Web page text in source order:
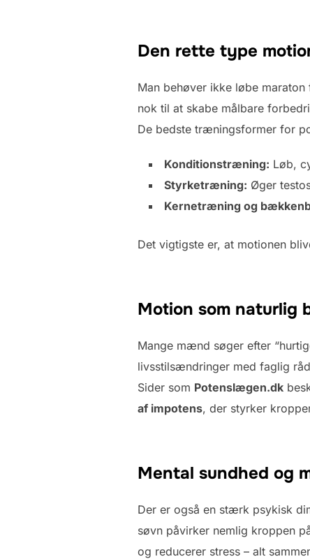
Den rette type
Man behøver ikke løbe
nok til at skabe målbare
De bedste træningsformer for
Konditionstræning: Løb,
Styrketræning: Øger
Kernetræning og
Det vigtigste er, at motionen
Motion som naturlig
Mange mænd søger efter
livsstilsændringer med faglig
Sider som Potenslægen.dk
af impotens, der styrker
Mental sundhed og
Der er også en stærk psykisk
søvn påvirker nemlig kroppen
og reducerer stress – alt